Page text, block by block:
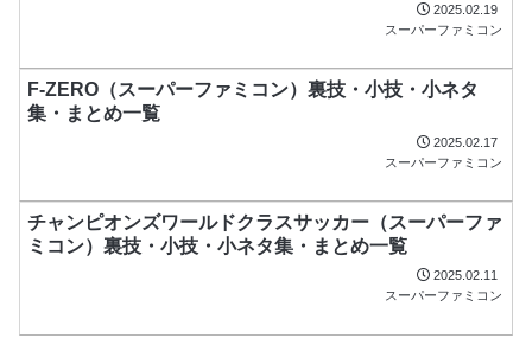
2025.02.19
スーパーファミコン
F-ZERO（スーパーファミコン）裏技・小技・小ネタ
集・まとめ一覧
2025.02.17
スーパーファミコン
チャンピオンズワールドクラスサッカー（スーパーファ
ミコン）裏技・小技・小ネタ集・まとめ一覧
2025.02.11
スーパーファミコン